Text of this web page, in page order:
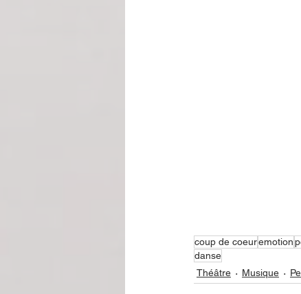
coup de coeuremotion
danse
Théâtre
Musique